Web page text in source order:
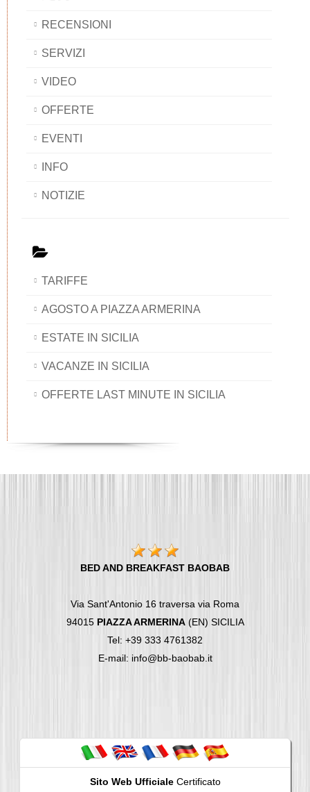
RECENSIONI
SERVIZI
VIDEO
OFFERTE
EVENTI
INFO
NOTIZIE
TARIFFE
AGOSTO A PIAZZA ARMERINA
ESTATE IN SICILIA
VACANZE IN SICILIA
OFFERTE LAST MINUTE IN SICILIA
BED AND BREAKFAST BAOBAB
Via Sant'Antonio 16 traversa via Roma
94015 PIAZZA ARMERINA(EN) SICILIA
Tel: +39 333 4761382
E-mail: info@bb-baobab.it
Sito Web UfficialeCertificato